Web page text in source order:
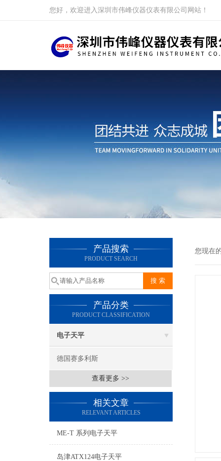
您好，欢迎进入深圳市伟峰仪器仪表有限公司网站！
产品搜索
PRODUCT SEARCH
产品分类
PRODUCT CLASSIFICATION
电子天平
德国赛多利斯
查看更多 >>
相关文章
RELEVANT ARTICLES
ME-T 系列电子天平
岛津ATX124电子天平
您现在